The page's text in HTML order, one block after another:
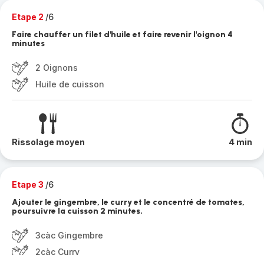
Etape 2 /6
Faire chauffer un filet d'huile et faire revenir l'oignon 4
minutes
2 Oignons
Huile de cuisson
Rissolage moyen 4 min
Etape 3 /6
Ajouter le gingembre, le curry et le concentré de tomates,
poursuivre la cuisson 2 minutes.
3càc Gingembre
2càc Curry